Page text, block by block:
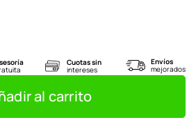
990.
Cuotas sin
intereses
Envíos
mejorados
al carrito